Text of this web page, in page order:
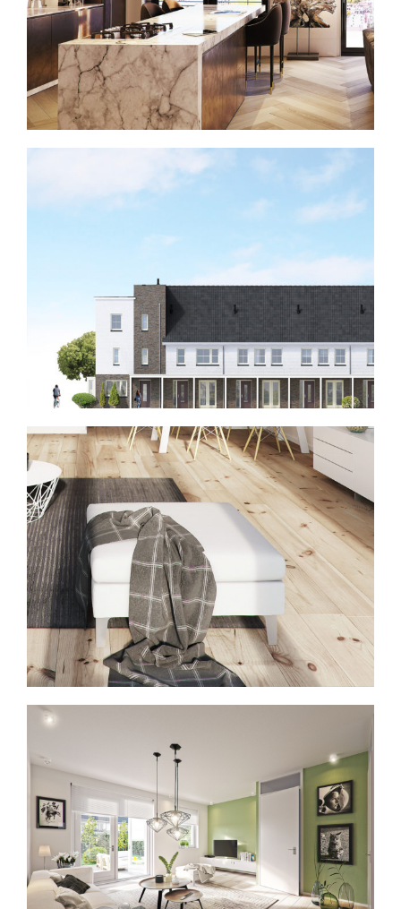
Exclusief penthouse design
Gevel beelden
Vintage interieur
Klassiek modern